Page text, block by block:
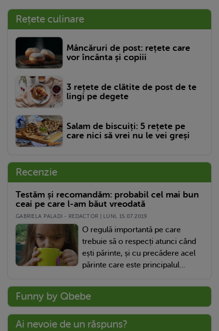
Rețete culinare
Mâncăruri de post: rețete care
vor încânta și copiii
3 rețete de clătite de post de te
lingi pe degete
Salam de biscuiți: 5 rețete pe
care nici să vrei nu le vei greși
Recenzie
Testăm și recomandăm: probabil cel mai bun
ceai pe care l-am băut vreodată
GABRIELA PALADI - REDACTOR | LUNI, 15.07.2019
O regulă importantă pe care
trebuie să o respecți atunci când
ești părinte, și cu precădere acel
părinte care este principalul...
Funny by Qbebe
Ai nevoie de un răspuns?